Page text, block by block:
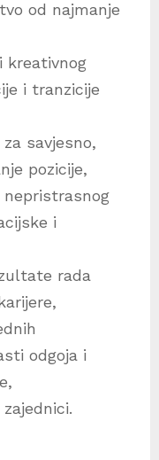
od najmanje
kreativnog
i tranzicije
savjesno,
pozicije,
nepristrasnog
i
rada
odgoja i